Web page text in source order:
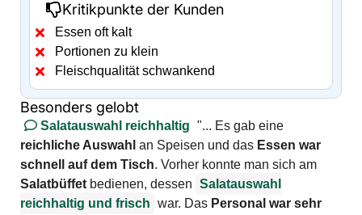
Kritikpunkte der Kunden
Essen oft kalt
Portionen zu klein
Fleischqualität schwankend
Besonders gelobt
Salatauswahl reichhaltig "... Es gab eine
reichliche Auswahl an Speisen und das Essen war
schnell auf dem Tisch. Vorher konnte man sich am
Salatbüffet bedienen, dessen Salatauswahl
reichhaltig und frisch war. Das Personal war sehr